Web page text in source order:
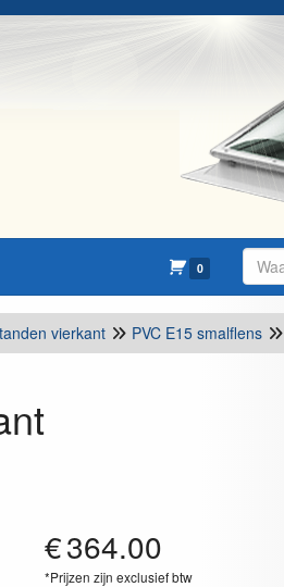
0
vierkant PVC E15 smalflens
€364.00
*Prijzen zijn exclusief btw